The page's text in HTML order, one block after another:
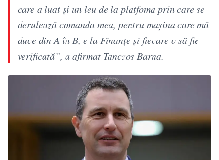
care a luat și un leu de la platfoma prin care se
derulează comanda mea, pentru mașina care mă
duce din A în B, e la Finanțe și fiecare o să fie
verificată”, a afirmat Tanczos Barna.